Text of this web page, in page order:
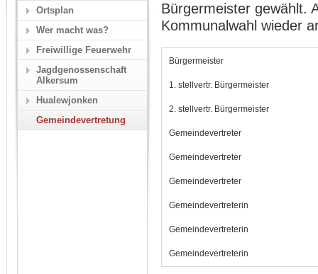
Bürgermeister gewählt.
Kommunalwahl wieder
Bürgermeister
1. stellvertr. Bürgermeister
2. stellvertr. Bürgermeister
Gemeindevertreter
Gemeindevertreter
Gemeindevertreter
Gemeindevertreterin
Gemeindevertreterin
Gemeindevertreterin
Ortsplan
Wer macht was?
Freiwillige Feuerwehr
Jagdgenossenschaft
Alkersum
Hualewjonken
Gemeindevertretung